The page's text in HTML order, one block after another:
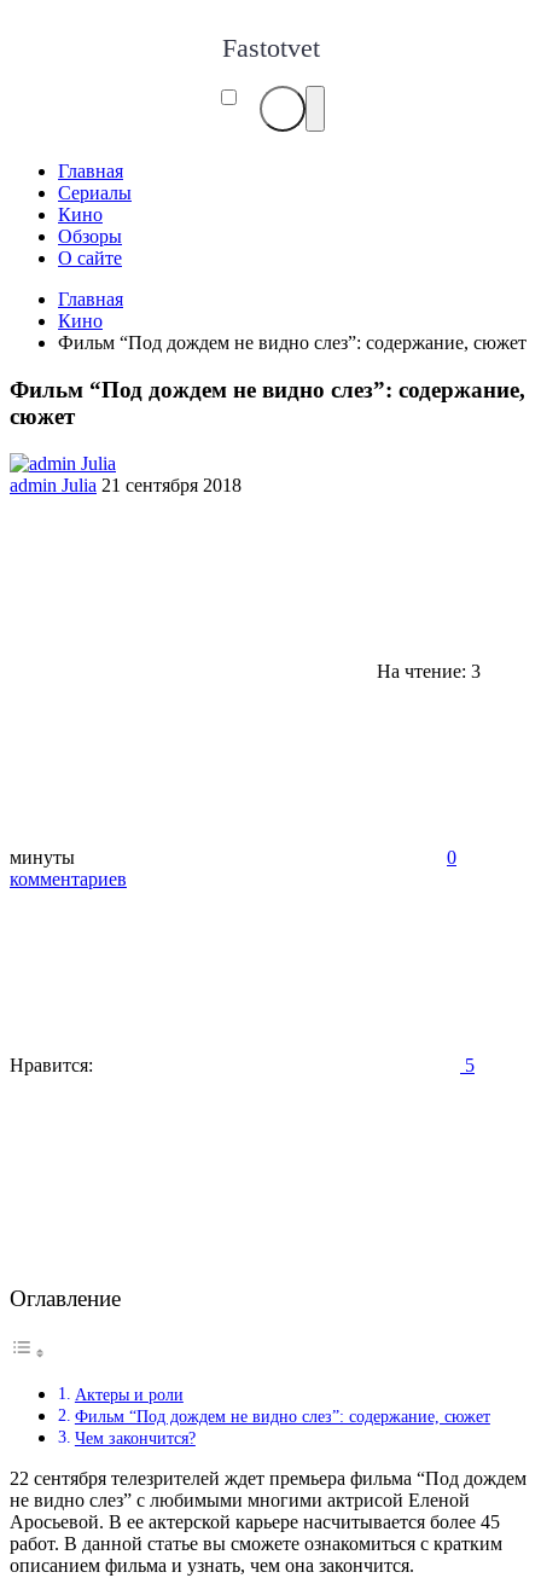
Fastotvet
Главная
Сериалы
Кино
Обзоры
О сайте
Главная
Кино
Фильм “Под дождем не видно слез”: содержание, сюжет
Фильм “Под дождем не видно слез”: содержание,
сюжет
admin Julia 21 сентября 2018
На чтение: 3
минуты
0
комментариев
Нравится: 5
Оглавление
Актеры и роли
Фильм “Под дождем не видно слез”: содержание, сюжет
Чем закончится?
22 сентября телезрителей ждет премьера фильма “Под дождем
не видно слез” с любимыми многими актрисой Еленой
Аросьевой. В ее актерской карьере насчитывается более 45
работ. В данной статье вы сможете ознакомиться с кратким
описанием фильма и узнать, чем она закончится.